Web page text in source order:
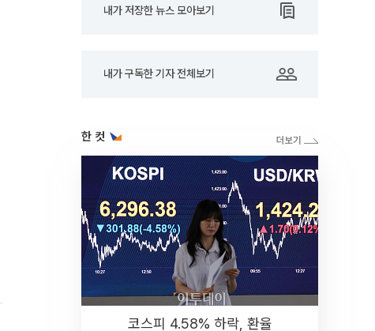
내가 저장한 뉴스 모아보기
내가 구독한 기자 전체보기
한 컷
코스피 4.58% 하락, 환율